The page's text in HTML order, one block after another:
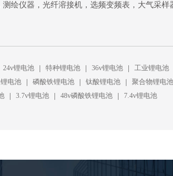
绘仪器，光纤溶接机，选频变频表，大气采
24v锂电池 | 特种锂电池 | 36v锂电池 | 工业锂电池
电池 | 磷酸铁锂电池 | 钛酸锂电池 | 聚合物锂电池
| 3.7v锂电池 | 48v磷酸铁锂电池 | 7.4v锂电池